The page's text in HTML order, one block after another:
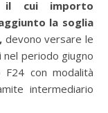
il cui importo
la soglia
devono versare le
periodo giugno
con modalità
intermediario